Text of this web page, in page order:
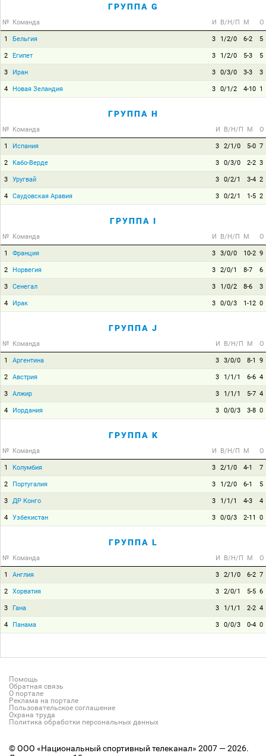
ГРУППА G
№ Команда И В/Н/П М О
1 Бельгия 3 1/2/0 6-2 5
2 Египет 3 1/2/0 5-3 5
3 Иран 3 0/3/0 3-3 3
4 Новая Зеландия 3 0/1/2 4-10 1
ГРУППА H
№ Команда И В/Н/П М О
1 Испания 3 2/1/0 5-0 7
2 Кабо-Верде 3 0/3/0 2-2 3
3 Уругвай 3 0/2/1 3-4 2
4 Саудовская Аравия 3 0/2/1 1-5 2
ГРУППА I
№ Команда И В/Н/П М О
1 Франция 3 3/0/0 10-2 9
2 Норвегия 3 2/0/1 8-7 6
3 Сенегал 3 1/0/2 8-6 3
4 Ирак 3 0/0/3 1-12 0
ГРУППА J
№ Команда И В/Н/П М О
1 Аргентина 3 3/0/0 8-1 9
2 Австрия 3 1/1/1 6-6 4
3 Алжир 3 1/1/1 5-7 4
4 Иордания 3 0/0/3 3-8 0
ГРУППА K
№ Команда И В/Н/П М О
1 Колумбия 3 2/1/0 4-1 7
2 Португалия 3 1/2/0 6-1 5
3 ДР Конго 3 1/1/1 4-3 4
4 Узбекистан 3 0/0/3 2-11 0
ГРУППА L
№ Команда И В/Н/П М О
1 Англия 3 2/1/0 6-2 7
2 Хорватия 3 2/0/1 5-5 6
3 Гана 3 1/1/1 2-2 4
4 Панама 3 0/0/3 0-4 0
Помощь
Обратная связь
О портале
Реклама на портале
Пользовательское соглашение
Охрана труда
Политика обработки персональных данных
© ООО «Национальный спортивный телеканал» 2007 — 2026.